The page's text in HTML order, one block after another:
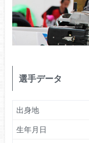
選手データ
出身地
生年月日